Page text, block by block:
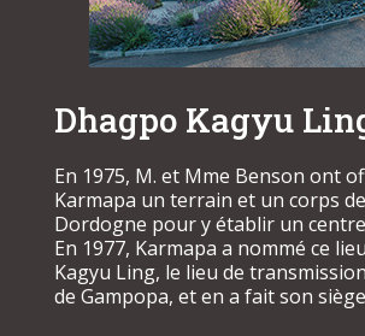
Dhagpo Kagyu
En 1975, M. et Mme Benson ont
Karmapa un terrain et un corps
Dordogne pour y établir un
En 1977, Karmapa a nommé ce
Kagyu Ling, le lieu de
de Gampopa, et en a fait son